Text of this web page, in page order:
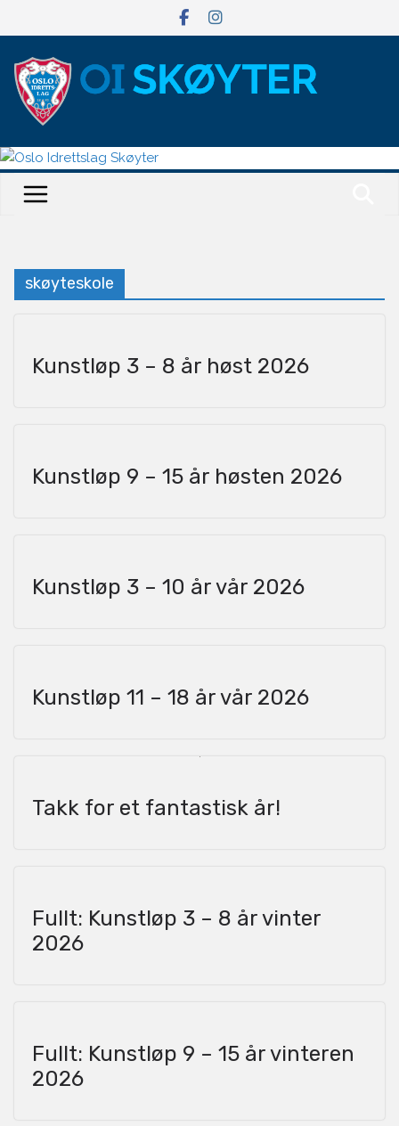
skøyteskole
Kunstløp 3 – 8 år høst 2026
Kunstløp 9 – 15 år høsten 2026
Kunstløp 3 – 10 år vår 2026
Kunstløp 11 – 18 år vår 2026
Takk for et fantastisk år!
Fullt: Kunstløp 3 – 8 år vinter
2026
Fullt: Kunstløp 9 – 15 år vinteren
2026